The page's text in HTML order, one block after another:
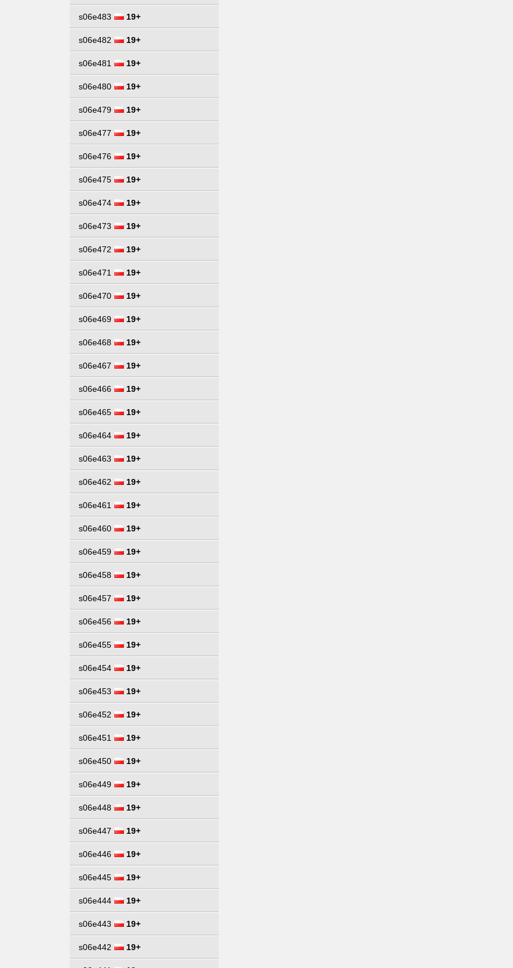
s06e483 19+
s06e482 19+
s06e481 19+
s06e480 19+
s06e479 19+
s06e477 19+
s06e476 19+
s06e475 19+
s06e474 19+
s06e473 19+
s06e472 19+
s06e471 19+
s06e470 19+
s06e469 19+
s06e468 19+
s06e467 19+
s06e466 19+
s06e465 19+
s06e464 19+
s06e463 19+
s06e462 19+
s06e461 19+
s06e460 19+
s06e459 19+
s06e458 19+
s06e457 19+
s06e456 19+
s06e455 19+
s06e454 19+
s06e453 19+
s06e452 19+
s06e451 19+
s06e450 19+
s06e449 19+
s06e448 19+
s06e447 19+
s06e446 19+
s06e445 19+
s06e444 19+
s06e443 19+
s06e442 19+